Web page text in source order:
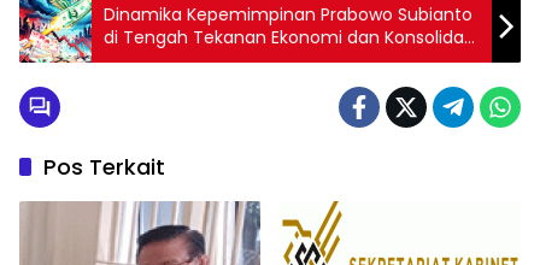
Dinamika Kepemimpinan Prabowo Subianto
di Tengah Tekanan Ekonomi dan Konsolidasi
Politik
Pos Terkait